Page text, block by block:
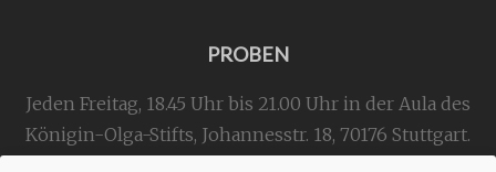
PROBEN
Jeden Freitag, 18.45 Uhr bis 21.00 Uhr in der Aula des
Königin-Olga-Stifts, Johannesstr. 18, 70176 Stuttgart.